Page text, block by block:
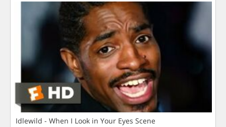
Idlewild - When I Look in Your Eyes Scene